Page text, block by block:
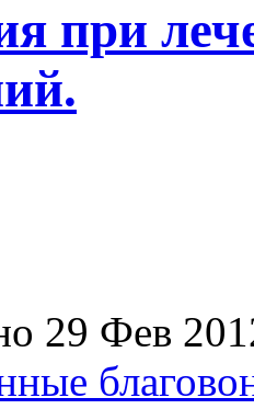
при
29 Фев